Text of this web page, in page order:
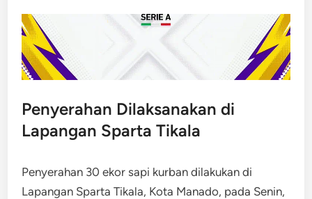
Penyerahan Dilaksanakan di
Lapangan Sparta Tikala
Penyerahan 30 ekor sapi kurban dilakukan di
Lapangan Sparta Tikala, Kota Manado, pada Senin,